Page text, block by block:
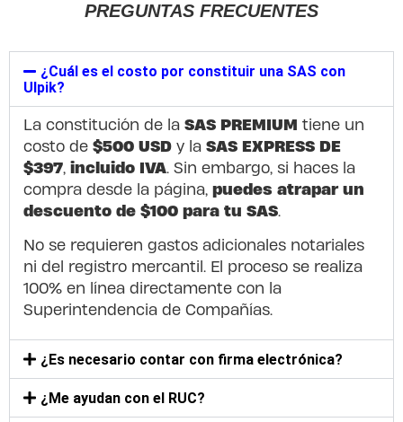
PREGUNTAS FRECUENTES
¿Cuál es el costo por constituir una SAS con
Ulpik?
La constitución de la SAS PREMIUM tiene un
costo de $500 USD y la SAS EXPRESS DE
$397, incluido IVA. Sin embargo, si haces la
compra desde la página, puedes atrapar un
descuento de $100 para tu SAS.
No se requieren gastos adicionales notariales
ni del registro mercantil. El proceso se realiza
100% en línea directamente con la
Superintendencia de Compañías.
¿Es necesario contar con firma electrónica?
¿Me ayudan con el RUC?